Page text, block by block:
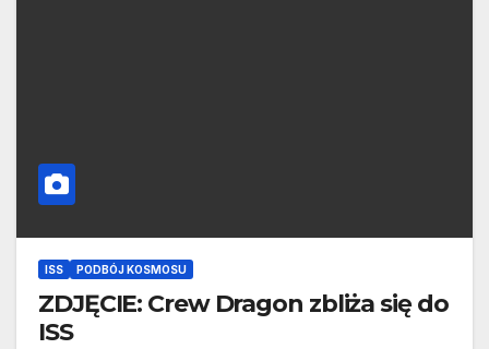
ISS PODBÓJ KOSMOSU
ZDJĘCIE: Crew Dragon zbliża się do
ISS